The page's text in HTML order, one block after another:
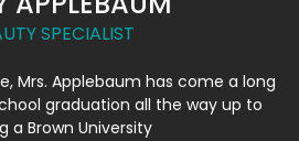
SPECIALIST
Mrs. Applebaum has come a long
graduation all the way up to
a Brown University